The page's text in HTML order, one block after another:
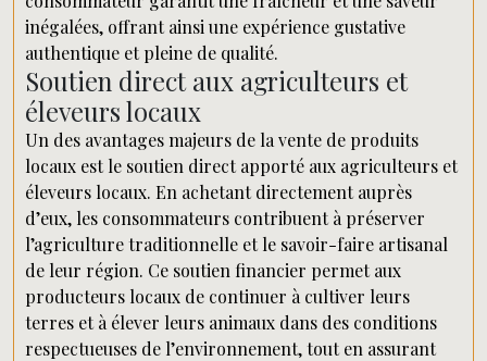
inégalées, offrant ainsi une expérience gustative
authentique et pleine de qualité.
Soutien direct aux agriculteurs et
éleveurs locaux
Un des avantages majeurs de la vente de produits
locaux est le soutien direct apporté aux agriculteurs et
éleveurs locaux. En achetant directement auprès
d’eux, les consommateurs contribuent à préserver
l’agriculture traditionnelle et le savoir-faire artisanal
de leur région. Ce soutien financier permet aux
producteurs locaux de continuer à cultiver leurs
terres et à élever leurs animaux dans des conditions
respectueuses de l’environnement, tout en assurant